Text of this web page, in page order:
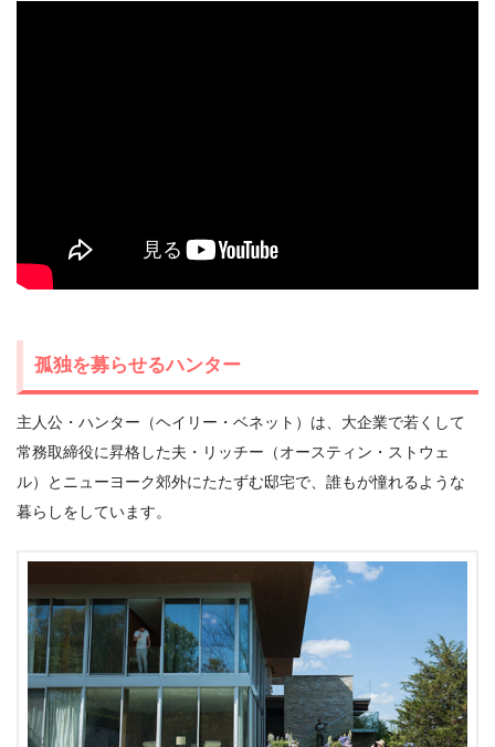
孤独を募らせるハンター
主人公・ハンター（ヘイリー・ベネット）は、大企業で若くして
常務取締役に昇格した夫・リッチー（オースティン・ストウェ
ル）とニューヨーク郊外にたたずむ邸宅で、誰もが憧れるような
暮らしをしています。